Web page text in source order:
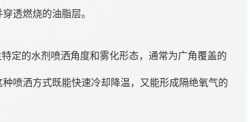
透燃烧的油脂层。
定的水剂喷洒角度和雾化形态，通常为广角覆盖的
喷洒方式既能快速冷却降温，又能形成隔绝氧气的